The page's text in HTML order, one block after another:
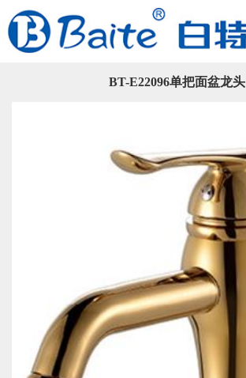
BT-E22096单把面盆龙头